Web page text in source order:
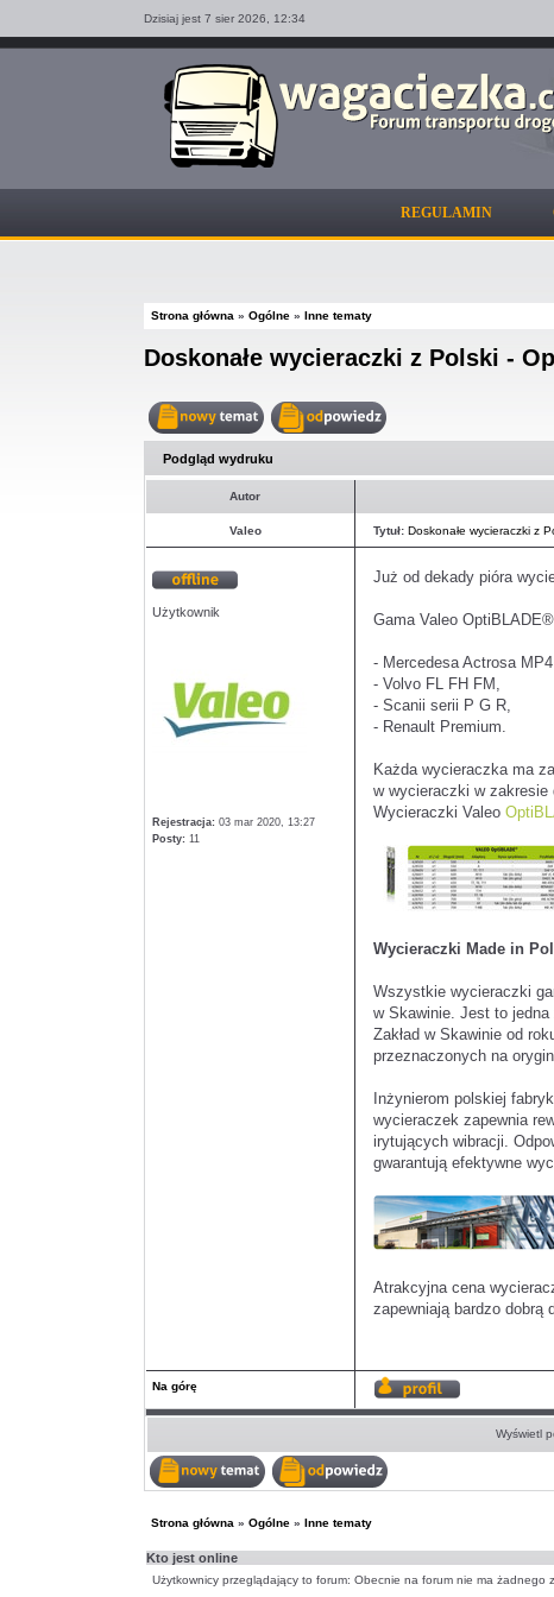
Dzisiaj jest 7 sier 2026, 12:34
REGULAMIN
Strona główna » Ogólne » Inne tematy
Doskonałe wycieraczki z Polski -
Nowy
Odpowiedz
Podgląd wydruku
Autor
Valeo Tytuł: Doskonałe wycieraczki z
Użytkownik
Rejestracja: 03 mar 2020, 13:27
Posty:11
Już od dekady pióra
Gama Valeo
- Mercedesa Actrosa
- Volvo FL FH FM,
- Scanii serii P G R,
- Renault Premium.
Każda wycieraczka ma
w wycieraczki w zakresie
Wycieraczki Valeo
Wycieraczki Made in
Wszystkie wycieraczki
w Skawinie. Jest to
Zakład w Skawinie od
przeznaczonych na
Inżynierom polskiej
wycieraczek zapewnia
irytujących wibracji.
gwarantują efektywne
Atrakcyjna cena
zapewniają bardzo dobrą
Na górę
Wyświetl
profil
Wyświetl
Nowy
Odpowiedz
Strona główna » Ogólne » Inne tematy
Kto jest online
Użytkownicy przeglądający to forum: Obecnie na forum nie ma żadnego